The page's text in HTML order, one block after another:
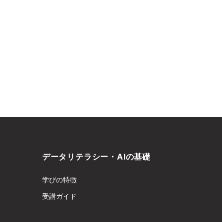
データリテラシー・AIの基礎
学びの特徴
受講ガイド